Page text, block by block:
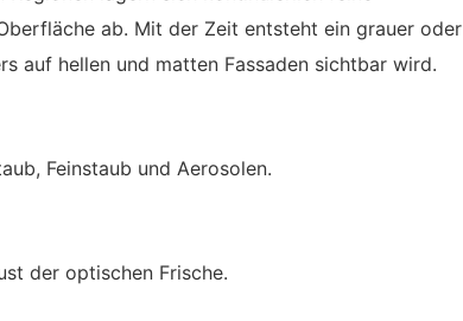
ab. Mit der Zeit entsteht ein grauer oder
auf hellen und matten Fassaden sichtbar wird.
Feinstaub und Aerosolen.
der optischen Frische.